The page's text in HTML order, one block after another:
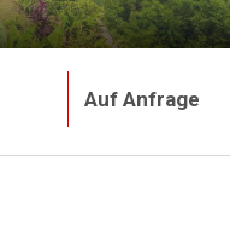
Auf Anfrage